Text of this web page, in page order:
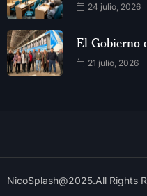
24 julio, 2026
El Gobierno
21 julio, 2026
NicoSplash@2025.All Rights